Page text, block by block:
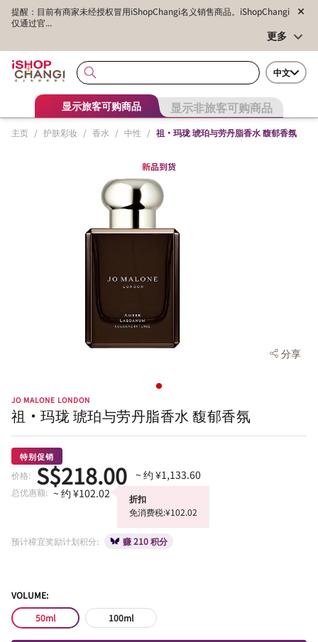
提醒：目前有商家未经授权冒用iShopChangi名义销售商品。iShopChangi
仅通过官...
更多
中文
显示旅客可购商品 显示非旅客可购商品
主页 / 护肤彩妆 / 香水 / 中性 / 祖·玛珑 琥珀与劳丹脂香水 馥郁香氛
分享
JO MALONE LONDON
祖·玛珑 琥珀与劳丹脂香水 馥郁香氛
特别促销
价格: S$218.00 ~ 约 ¥1,133.60
总优惠额: ~ 约 ¥102.02
折扣
免消费税:¥102.02
预计樟宜奖励计划积分: 赚 210 积分
VOLUME:
50ml
100ml